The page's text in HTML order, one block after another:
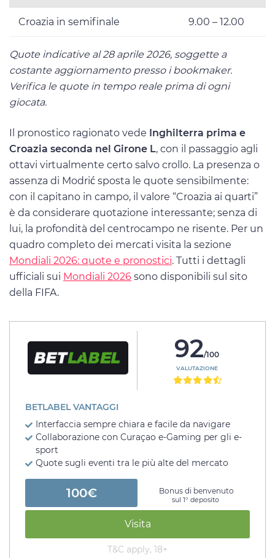
Croazia in semifinale 9.00 – 12.00
Quote indicative al 28 aprile 2026, soggette a
costante aggiornamento presso i bookmaker.
Verifica le quote in tempo reale prima di ogni
giocata.
Il pronostico ragionato vede Inghilterra prima e
Croazia seconda nel Girone L, con il passaggio agli
ottavi virtualmente certo salvo crollo. La presenza o
assenza di Modrić sposta le quote sensibilmente:
con il capitano in campo, il valore “Croazia ai quarti”
è da considerare quotazione interessante; senza di
lui, la profondità del centrocampo ne risente. Per un
quadro completo dei mercati visita la sezione
Mondiali 2026: quote e pronostici. Tutti i dettagli
ufficiali sui Mondiali 2026 sono disponibili sul sito
della FIFA.
92/100
VALUTAZIONE
BETLABEL VANTAGGI
Interfaccia sempre chiara e facile da navigare
Collaborazione con Curaçao e-Gaming per gli e-
sport
Quote sugli eventi tra le più alte del mercato
100€ Bonus di benvenuto
sul 1° deposito
Visita
T&C apply, 18+